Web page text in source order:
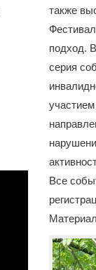
также
подход.
серия
Все